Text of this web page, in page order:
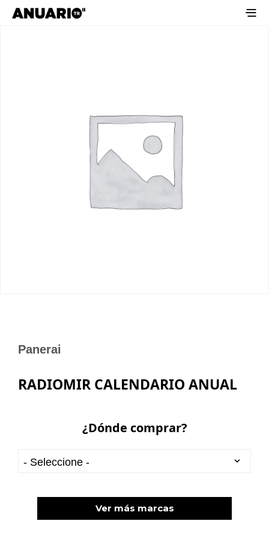
Panerai
RADIOMIR CALENDARIO ANUAL
¿Dónde comprar?
Ver más marcas